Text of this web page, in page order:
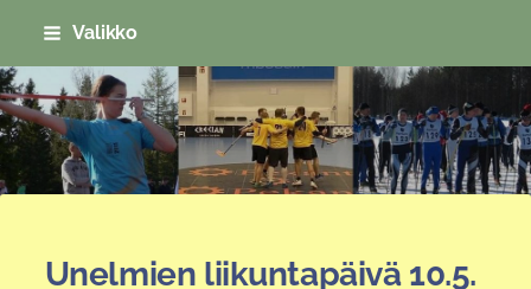
Siirry
sivun
sisältöön
Valikko
Sivuston etusivulle
Unelmien liikuntapäivä 10.5.